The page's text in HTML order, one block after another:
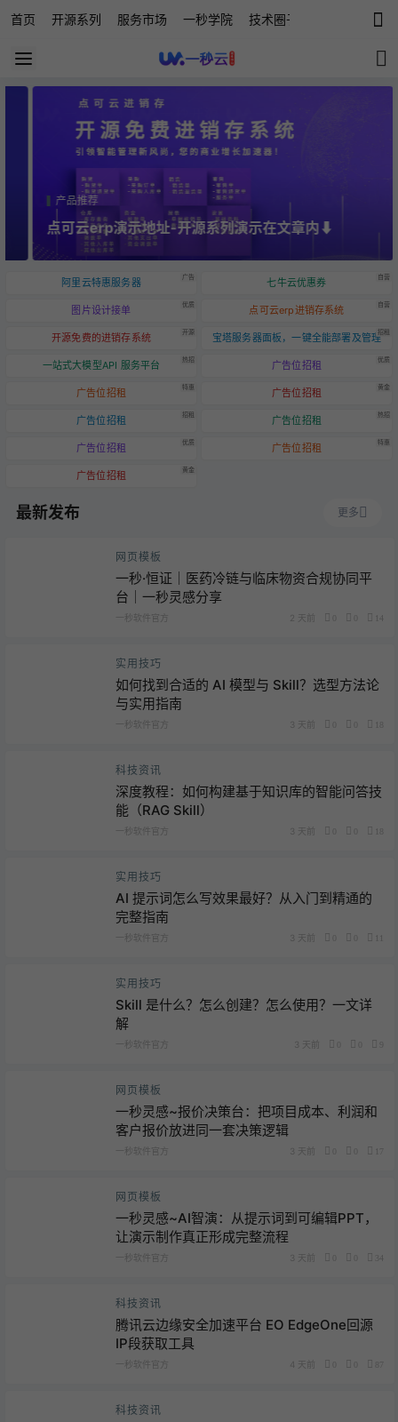
首页 开源系列 服务市场 一秒学院 技术圈子 源
产品推荐
点可云erp演示地址-开源系列演示在文章内⬇️
阿里云特惠服务器 广告 七牛云优惠券 自营
图片设计接单 优质 点可云erp进销存系统 自营
开源免费的进销存系统 开源 宝塔服务器面板，一键全能部署及管理招租
一站式大模型API 服务平台 热招 广告位招租 优质
广告位招租 特惠 广告位招租 黄金
广告位招租 招租 广告位招租 热招
广告位招租 优质 广告位招租 特惠
广告位招租 黄金
最新发布 更多
网页模板
一秒·恒证｜医药冷链与临床物资合规协同平
台｜一秒灵感分享
一秒软件官方 14
实用技巧
如何找到合适的 AI 模型与 Skill？选型方法论
与实用指南
一秒软件官方 18
科技资讯
深度教程：如何构建基于知识库的智能问答技
能（RAG Skill）
一秒软件官方 18
实用技巧
AI 提示词怎么写效果最好？从入门到精通的
完整指南
一秒软件官方 11
实用技巧
Skill 是什么？怎么创建？怎么使用？一文详
解
一秒软件官方
网页模板
一秒灵感~报价决策台：把项目成本、利润和
客户报价放进同一套决策逻辑
一秒软件官方 17
网页模板
一秒灵感~AI智演：从提示词到可编辑PPT，
让演示制作真正形成完整流程
一秒软件官方 34
科技资讯
腾讯云边缘安全加速平台 EO EdgeOne回源
IP段获取工具
一秒软件官方
科技资讯